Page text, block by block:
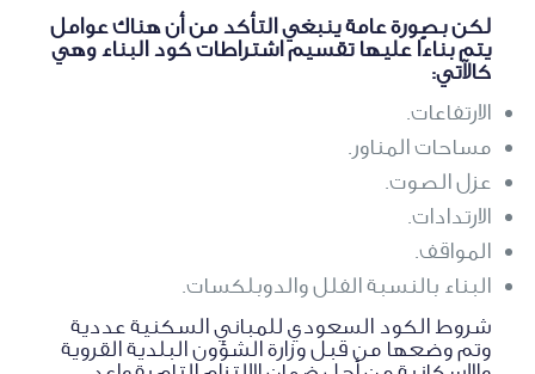
لكن بصورة عامة ينبغي التأكد من أن هناك عوامل
يتم بناءًا عليها تقسيم اشتراطات كود البناء وهي
كالآتي:
الارتفاعات.
مساحات المناور.
عزل الصوت.
الارتدادات.
المواقف.
البناء بالنسبة الفلل والدوبلكسات.
شروط الكود السعودي للمباني السكنية عددية
وتم وضعها من قبل وزارة الشؤون البلدية القروية